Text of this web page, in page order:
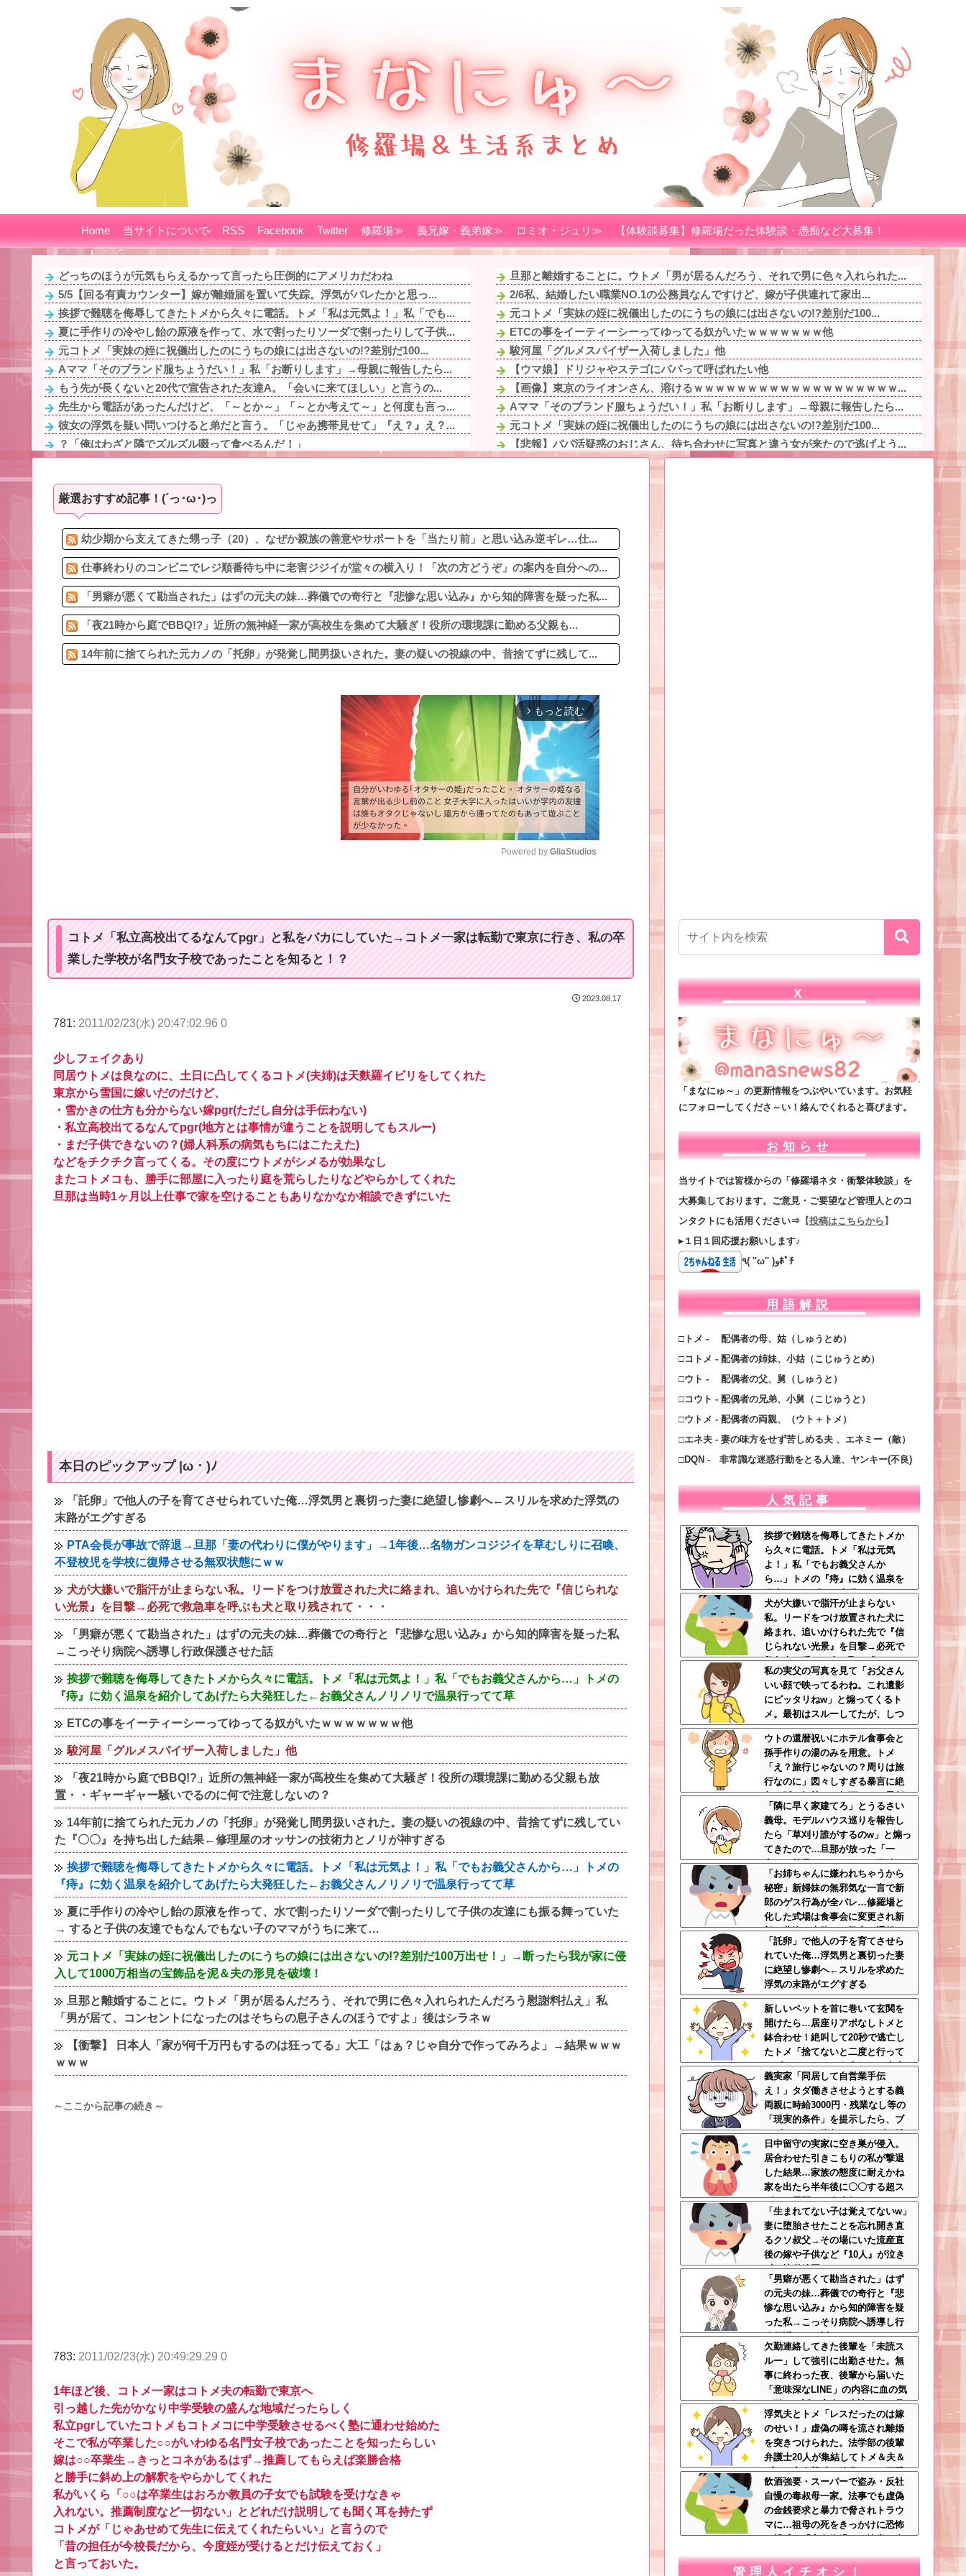
Home 当サイトについて RSS Facebook Twitter 修羅場≫ 義兄嫁・義弟嫁≫ ロミオ・ジュリ≫ 【体験談募集】修羅場だった体験談・愚痴など大募集！
どっちのほうが元気もらえるかって言ったら圧倒的にアメリカだわね
5/5【回る有責カウンター】嫁が離婚届を置いて失踪。浮気がバレたかと思っ...
挨拶で難聴を侮辱してきたトメから久々に電話。トメ「私は元気よ！」私「でも...
夏に手作りの冷やし飴の原液を作って、水で割ったりソーダで割ったりして子供...
元コトメ「実妹の姪に祝儀出したのにうちの娘には出さないの!?差別だ100...
Aママ「そのブランド服ちょうだい！」私「お断りします」→母親に報告したら...
もう先が長くないと20代で宣告された友達A。「会いに来てほしい」と言うの...
先生から電話があったんだけど、「～とか～」「～とか考えて～」と何度も言っ...
彼女の浮気を疑い問いつけると弟だと言う。「じゃあ携帯見せて」『え？』え？...
？「俺はわざと隣でズルズル啜って食べるんだ！」
子なし保育士の義兄夫婦、上から目線で育児アドバイスされる日々に限界！「こ...
1、2年生の間で欠席者が多数出ているのに閉鎖しなかったせいで私立高一般入...
アマゾン売り上げ１位のスポットクーラーを 安く買った 今日設置する 予定...
夫が「誕生日プレゼントは掃除機でいい？」って聞いてきたけど、いいわけない...
旦那と離婚することに。ウトメ「男が居るんだろう、それで男に色々入れられた...
2/6私、結婚したい職業NO.1の公務員なんですけど、嫁が子供連れて家出...
元コトメ「実妹の姪に祝儀出したのにうちの娘には出さないの!?差別だ100...
ETCの事をイーティーシーってゆってる奴がいたｗｗｗｗｗｗｗ他
駿河屋「グルメスパイザー入荷しました」他
【ウマ娘】ドリジャやステゴにパパって呼ばれたい他
【画像】東京のライオンさん、溶けるｗｗｗｗｗｗｗｗｗｗｗｗｗｗｗｗｗｗｗ...
Aママ「そのブランド服ちょうだい！」私「お断りします」→母親に報告したら...
元コトメ「実妹の姪に祝儀出したのにうちの娘には出さないの!?差別だ100...
【悲報】パパ活疑惑のおじさん、待ち合わせに写真と違う女が来たので逃げよう...
【衝撃】 日本人「家が何千万円もするのは狂ってる」大工「はぁ？じゃ自分で...
夫「嫁がメシマズで困ってるんだよ。毎日つれーわｗ」義両親「なに！食べに行...
厳選おすすめ記事！(´っ･ω･)っ
幼少期から支えてきた甥っ子（20）、なぜか親族の善意やサポートを「当たり前」と思い込み逆ギレ…仕...
仕事終わりのコンビニでレジ順番待ち中に老害ジジイが堂々の横入り！「次の方どうぞ」の案内を自分への...
「男癖が悪くて勘当された」はずの元夫の妹…葬儀での奇行と『悲惨な思い込み』から知的障害を疑った私...
「夜21時から庭でBBQ!?」近所の無神経一家が高校生を集めて大騒ぎ！役所の環境課に勤める父親も...
14年前に捨てられた元カノの「托卵」が発覚し間男扱いされた。妻の疑いの視線の中、昔捨てずに残して...
arrow_forward_ios もっと読む
t
Powered by GliaStudios
コトメ「私立高校出てるなんてpgr」と私をバカにしていた→コトメ一家は転勤で東京に行き、私の卒
業した学校が名門女子校であったことを知ると！？
2023.08.17
781: 2011/02/23(水) 20:47:02.96 0
少しフェイクあり
同居ウトメは良なのに、土日に凸してくるコトメ(夫姉)は天麩羅イビリをしてくれた
東京から雪国に嫁いだのだけど、
・雪かきの仕方も分からない嫁pgr(ただし自分は手伝わない)
・私立高校出てるなんてpgr(地方とは事情が違うことを説明してもスルー)
・まだ子供できないの？(婦人科系の病気もちにはこたえた)
などをチクチク言ってくる。その度にウトメがシメるが効果なし
またコトメコも、勝手に部屋に入ったり庭を荒らしたりなどやらかしてくれた
旦那は当時1ヶ月以上仕事で家を空けることもありなかなか相談できずにいた
本日のピックアップ |ω・)ﾉ
「託卵」で他人の子を育てさせられていた俺…浮気男と裏切った妻に絶望し惨劇へ←スリルを求めた浮気の
末路がエグすぎる
PTA会長が事故で辞退→旦那「妻の代わりに僕がやります」→1年後…名物ガンコジジイを草むしりに召喚、
不登校児を学校に復帰させる無双状態にｗｗ
犬が大嫌いで脂汗が止まらない私。リードをつけ放置された犬に絡まれ、追いかけられた先で『信じられな
い光景』を目撃→必死で救急車を呼ぶも犬と取り残されて・・・
「男癖が悪くて勘当された」はずの元夫の妹…葬儀での奇行と『悲惨な思い込み』から知的障害を疑った私
→こっそり病院へ誘導し行政保護させた話
挨拶で難聴を侮辱してきたトメから久々に電話。トメ「私は元気よ！」私「でもお義父さんから…」トメの
『痔』に効く温泉を紹介してあげたら大発狂した←お義父さんノリノリで温泉行ってて草
ETCの事をイーティーシーってゆってる奴がいたｗｗｗｗｗｗｗ他
駿河屋「グルメスパイザー入荷しました」他
「夜21時から庭でBBQ!?」近所の無神経一家が高校生を集めて大騒ぎ！役所の環境課に勤める父親も放
置・・ギャーギャー騒いでるのに何で注意しないの？
14年前に捨てられた元カノの「托卵」が発覚し間男扱いされた。妻の疑いの視線の中、昔捨てずに残してい
た『〇〇』を持ち出した結果←修理屋のオッサンの技術力とノリが神すぎる
挨拶で難聴を侮辱してきたトメから久々に電話。トメ「私は元気よ！」私「でもお義父さんから…」トメの
『痔』に効く温泉を紹介してあげたら大発狂した←お義父さんノリノリで温泉行ってて草
夏に手作りの冷やし飴の原液を作って、水で割ったりソーダで割ったりして子供の友達にも振る舞っていた
→ すると子供の友達でもなんでもない子のママがうちに来て…
元コトメ「実妹の姪に祝儀出したのにうちの娘には出さないの!?差別だ100万出せ！」→断ったら我が家に侵
入して1000万相当の宝飾品を泥＆夫の形見を破壊！
旦那と離婚することに。ウトメ「男が居るんだろう、それで男に色々入れられたんだろう慰謝料払え」私
「男が居て、コンセントになったのはそちらの息子さんのほうですよ」後はシラネｗ
【衝撃】 日本人「家が何千万円もするのは狂ってる」大工「はぁ？じゃ自分で作ってみろよ」→結果ｗｗｗ
ｗｗｗ
～ここから記事の続き～
783: 2011/02/23(水) 20:49:29.29 0
1年ほど後、コトメ一家はコトメ夫の転勤で東京へ
引っ越した先がかなり中学受験の盛んな地域だったらしく
私立pgrしていたコトメもコトメコに中学受験させるべく塾に通わせ始めた
そこで私が卒業した○○がいわゆる名門女子校であったことを知ったらしい
嫁は○○卒業生→きっとコネがあるはず→推薦してもらえば楽勝合格
と勝手に斜め上の解釈をやらかしてくれた
私がいくら「○○は卒業生はおろか教員の子女でも試験を受けなきゃ
入れない。推薦制度など一切ない」とどれだけ説明しても聞く耳を持たず
コトメが「じゃあせめて先生に伝えてくれたらいい」と言うので
「昔の担任が今校長だから、今度姪が受けるとだけ伝えておく」
と言っておいた。
X
「まなにゅ～」の更新情報をつぶやいています。お気軽
にフォローしてくださ～い！絡んでくれると喜びます。
お知らせ
当サイトでは皆様からの「修羅場ネタ・衝撃体験談」を
大募集しております。ご意見・ご要望など管理人とのコ
ンタクトにも活用ください⇒ 【投稿はこちらから 】
▸１日１回応援お願いします♪
٩( ''ω'' )وﾎﾟﾁ
用語解説
□トメ - 配偶者の母、姑（しゅうとめ）
□コトメ - 配偶者の姉妹、小姑（こじゅうとめ）
□ウト - 配偶者の父、舅（しゅうと）
□コウト - 配偶者の兄弟、小舅（こじゅうと）
□ウトメ - 配偶者の両親、（ウト＋トメ）
□エネ夫 - 妻の味方をせず苦しめる夫 、エネミー（敵）
□DQN - 非常識な迷惑行動をとる人達、ヤンキー(不良)
人気記事
挨拶で難聴を侮辱してきたトメか
ら久々に電話。トメ「私は元気
よ！」私「でもお義父さんか
ら…」トメの『痔』に効く温泉を
紹介してあげたら大発狂した←お
義父さんノリノリで温泉行ってて
草
犬が大嫌いで脂汗が止まらない
私。リードをつけ放置された犬に
絡まれ、追いかけられた先で『信
じられない光景』を目撃→必死で
救急車を呼ぶも犬と取り残され
て・・・
私の実父の写真を見て「お父さん
いい顔で映ってるわね。これ遺影
にピッタリねw」と煽ってくるト
メ。最初はスルーしてたが、しつ
こいのでスマホのカメラをトメに
向けて同じ手で反撃したったｗｗ
ｗ
ウトの還暦祝いにホテル食事会と
孫手作りの湯のみを用意。トメ
「え？旅行じゃないの？周りは旅
行なのに」図々しすぎる暴言に絶
句←孫の気持ちを無下にする最低
ババア
「隣に早く家建てろ」とうるさい
義母。モデルハウス巡りを報告し
たら「草刈り誰がするのw」と煽っ
てきたので…旦那が放った「一
言」に義母オロオロｗｗ←嫌味を
逆手にとった神対応すぎる
「お姉ちゃんに嫌われちゃうから
秘密」新婦妹の無邪気な一言で新
郎のゲス行為が全バレ…修羅場と
化した式場は食事会に変更され新
郎は悲惨な末路へ←警察に通報さ
れてもおかしくないレベル
「託卵」で他人の子を育てさせら
れていた俺…浮気男と裏切った妻
に絶望し惨劇へ←スリルを求めた
浮気の末路がエグすぎる
新しいペットを首に巻いて玄関を
開けたら…居座りアポなしトメと
鉢合わせ！絶叫して20秒で逃亡し
たトメ「捨てないと二度と行って
あげない！」←もう来なくて大丈
夫ですｗ
義実家「同居して自営業手伝
え！」タダ働きさせようとする義
両親に時給3000円・残業なし等の
「現実的条件」を提示したら、ブ
チギレられて絶句ｗｗ←タダで働
く嫁がいるわけないだろ
日中留守の実家に空き巣が侵入。
居合わせた引きこもりの私が撃退
した結果…家族の態度に耐えかね
家を出たら半年後に〇〇する超ス
ピード展開へ←人生何がきっかけ
で好転するか分からない
「生まれてない子は覚えてないw」
妻に堕胎させたことを忘れ開き直
るクソ叔父→その場にいた流産直
後の嫁や子供など『10人』が泣き
叫ぶ地獄絵図へ
「男癖が悪くて勘当された」はず
の元夫の妹…葬儀での奇行と『悲
惨な思い込み』から知的障害を疑
った私→こっそり病院へ誘導し行
政保護させた話
欠勤連絡してきた後輩を「未読ス
ルー」して強引に出勤させた。無
事に終わった夜、後輩から届いた
「意味深なLINE」の内容に血の気
が引いた話←完全に未読スルー見
抜かれてて草
浮気夫とトメ「レスだったのは嫁
のせい！」虚偽の噂を流され離婚
を突きつけられた。法学部の後輩
弁護士20人が集結してトメ＆夫＆
プリを完全撃破←後輩たちを可愛
がっていた恩が最高形で返ってき
た
飲酒強要・スーパーで盗み・反社
自慢の毒叔母一家。法事でも虚偽
の金銭要求と暴力で脅されトラウ
マに…祖母の死をきっかけに恐怖
の親戚と「永久絶縁」を決意←自
解
管理人イチオシ！